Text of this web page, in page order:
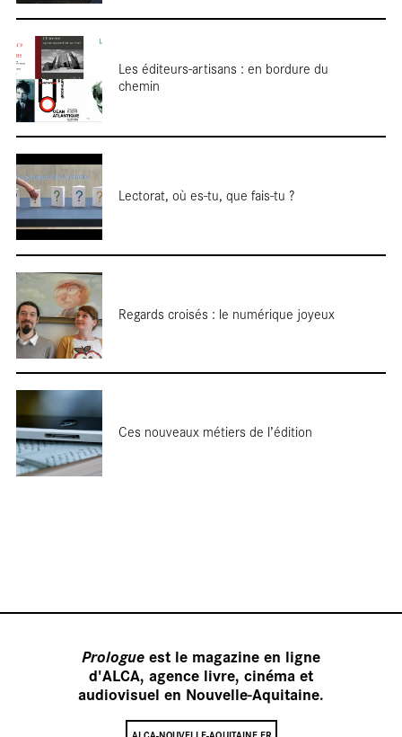
Les éditeurs-artisans : en bordure du
chemin
Lectorat, où es-tu, que fais-tu ?
Regards croisés : le numérique joyeux
Ces nouveaux métiers de l’édition
Prologue est le magazine en ligne
d'ALCA, agence livre, cinéma et
audiovisuel en Nouvelle-Aquitaine.
Focus
Reportages
Terre de
tournages